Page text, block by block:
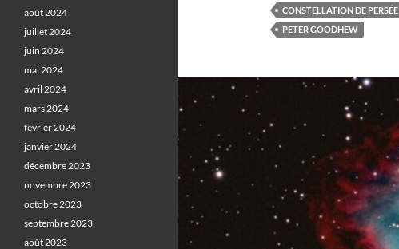
CONSTELLATION DE PERSÉE
PETER GOODHEW
août 2024
juillet 2024
juin 2024
mai 2024
avril 2024
mars 2024
février 2024
janvier 2024
décembre 2023
novembre 2023
octobre 2023
septembre 2023
août 2023